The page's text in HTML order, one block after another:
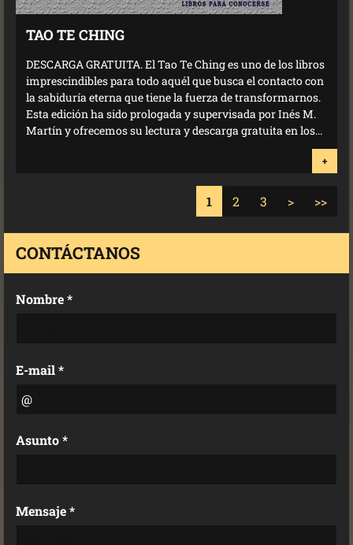
TAO TE CHING
DESCARGA GRATUITA. El Tao Te Ching es uno de los libros
imprescindibles para todo aquél que busca el contacto con
la sabiduría eterna que tiene la fuerza de transformarnos.
Esta edición ha sido prologada y supervisada por Inés M.
Martín y ofrecemos su lectura y descarga gratuita en los...
+
1 2 3 > >>
CONTÁCTANOS
Nombre *
E-mail *
Asunto *
Mensaje *